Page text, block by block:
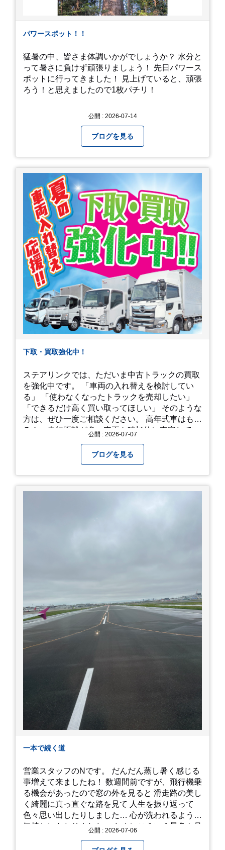
パワースポット！！
猛暑の中、皆さま体調いかがでしょうか？ 水分と
って暑さに負けず頑張りましょう！ 先日パワース
ポットに行ってきました！ 見上げていると、頑張
ろう！と思えましたので1枚パチリ！
公開 : 2026-07-14
ブログを見る
下取・買取強化中！
ステアリンクでは、ただいま中古トラックの買取
を強化中です。 「車両の入れ替えを検討してい
る」 「使わなくなったトラックを売却したい」
「できるだけ高く買い取ってほしい」 そのような
方は、ぜひ一度ご相談ください。 高年式車はもち
ろん、走行距離が多い車両も積極的に査定してい
ただいており、豊富な販売ネットワークを活かし
た高価買取が可能です。
公開 : 2026-07-07
ブログを見る
一本で続く道
営業スタッフのNです。 だんだん蒸し暑く感じる
事増えて来ましたね！ 数週間前ですが、飛行機乗
る機会があったので窓の外を見ると 滑走路の美し
く綺麗に真っ直ぐな路を見て 人生を振り返って
色々思い出したりしました… 心が洗われるような
気持ちにもなりました。 たまにこういう景色も見
番になりますが皆様方くれぐれもご自愛ください
公開 : 2026-07-06